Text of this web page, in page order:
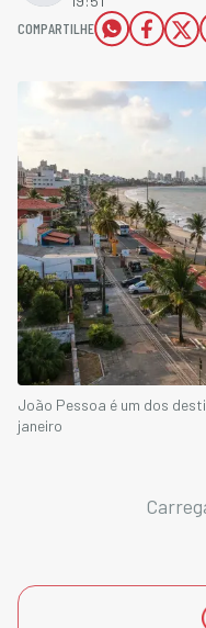
COMPARTILHE
João Pessoa é um dos
janeiro